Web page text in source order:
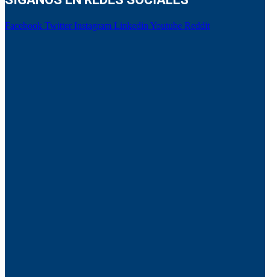
Facebook Twitter Instagram Linkedin Youtube Reddit